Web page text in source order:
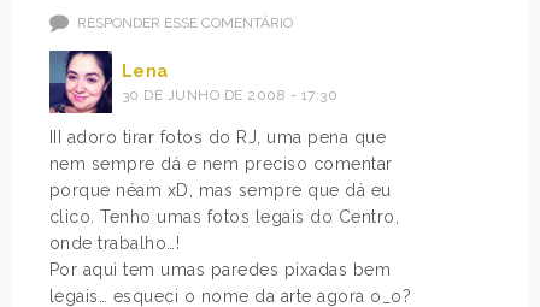
RESPONDER ESSE COMENTÁRIO
Lena
30 DE JUNHO DE 2008 - 17:30
III adoro tirar fotos do RJ, uma pena que
nem sempre dá e nem preciso comentar
porque néam xD, mas sempre que dá eu
clico. Tenho umas fotos legais do Centro,
onde trabalho…!
Por aqui tem umas paredes pixadas bem
legais… esqueci o nome da arte agora o_o?